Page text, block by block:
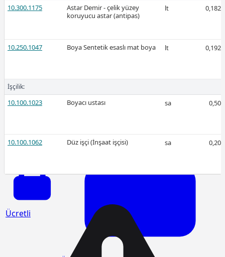
2026-Şubat
Ücretli
10.300.1175
Astar Demir - çelik yüzey
koruyucu astar (antipas)
lt 0,182
10.250.1047 Boya Sentetik esaslı mat boya lt 0,192
İşçilik:
10.100.1023 Boyacı ustası sa 0,50
10.100.1062 Düz işçi (İnşaat işçisi) sa 0,20